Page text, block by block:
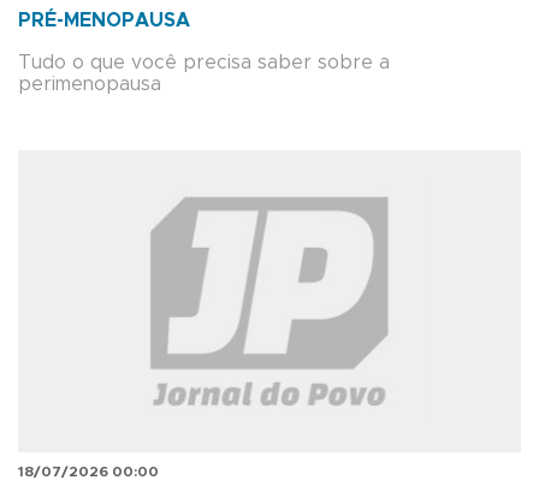
PRÉ-MENOPAUSA
Tudo o que você precisa saber sobre a
perimenopausa
18/07/2026 00:00